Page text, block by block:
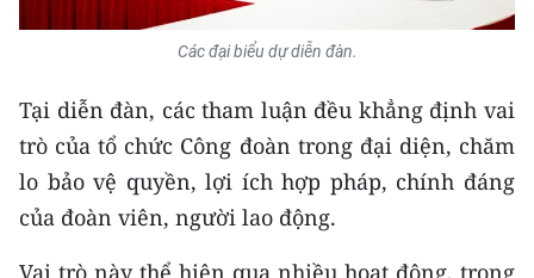
Các đại biểu dự diễn đàn.
​Tại diễn đàn, các tham luận đều khẳng định vai
trò của tổ chức Công đoàn trong đại diện, chăm
lo bảo vệ quyền, lợi ích hợp pháp, chính đáng
của đoàn viên, người lao động.
Vai trò này thể hiện qua nhiều hoạt động, trong